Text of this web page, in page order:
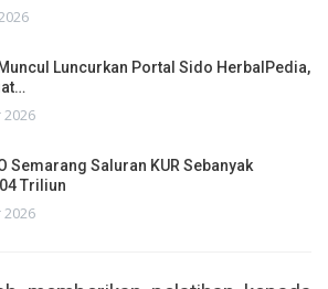
Luncurkan Portal Sido HerbalPedia,
2026
Semarang Saluran KUR Sebanyak
Triliun
2026